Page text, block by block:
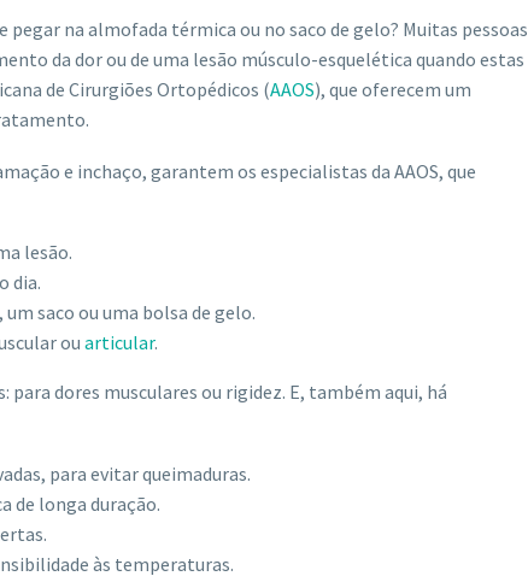
na almofada térmica ou no saco de gelo? Muitas pessoas
da dor ou de uma lesão músculo-esquelética quando estas
de Cirurgiões Ortopédicos (AAOS), que oferecem um
e inchaço, garantem os especialistas da AAOS, que
lesão.
dia.
saco ou uma bolsa de gelo.
ou articular.
dores musculares ou rigidez. E, também aqui, há
para evitar queimaduras.
de longa duração.
às temperaturas.